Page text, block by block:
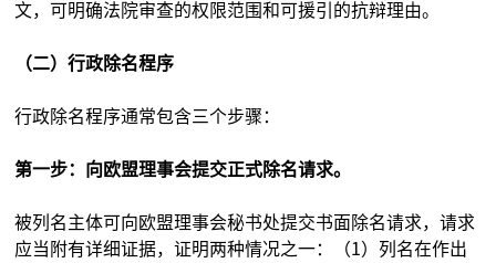
文，可明确法院审查的权限范围和可援引的抗辩理由。
（二）行政除名程序
行政除名程序通常包含三个步骤：
第一步：向欧盟理事会提交正式除名请求。
被列名主体可向欧盟理事会秘书处提交书面除名请求，请求
应当附有详细证据，证明两种情况之一：（1）列名在作出